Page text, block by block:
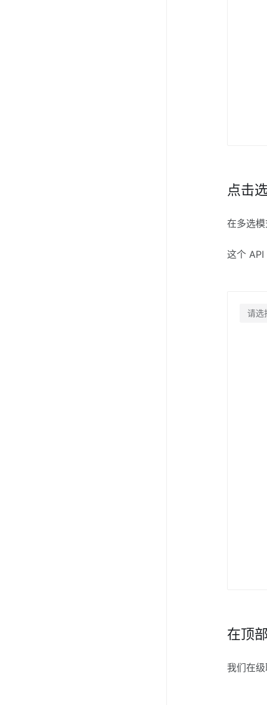
点击
在多选
这个
请选
在顶
我们在